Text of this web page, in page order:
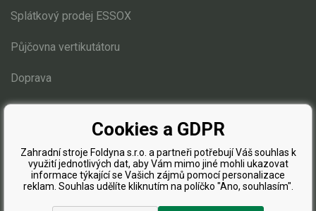
Splátkový prodej ESSOX
Půjčovna vertikutátoru
Doprava
Blog
Cookies a GDPR
Zahradní stroje Foldyna s.r.o. a partneři potřebují Váš souhlas k
využití jednotlivých dat, aby Vám mimo jiné mohli ukazovat
informace týkající se Vašich zájmů pomocí personalizace
reklam. Souhlas udělíte kliknutím na políčko "Ano, souhlasím".